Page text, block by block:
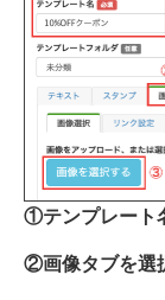
①テンプレート
②画像タブを選